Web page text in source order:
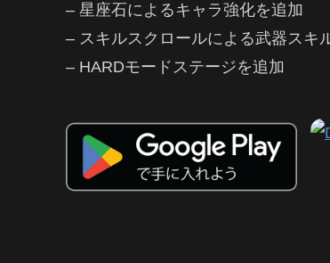
– 星座石によるキャラ強化を追加
– スキルスクロールによる武器スキ
– HARDモードステージを追加